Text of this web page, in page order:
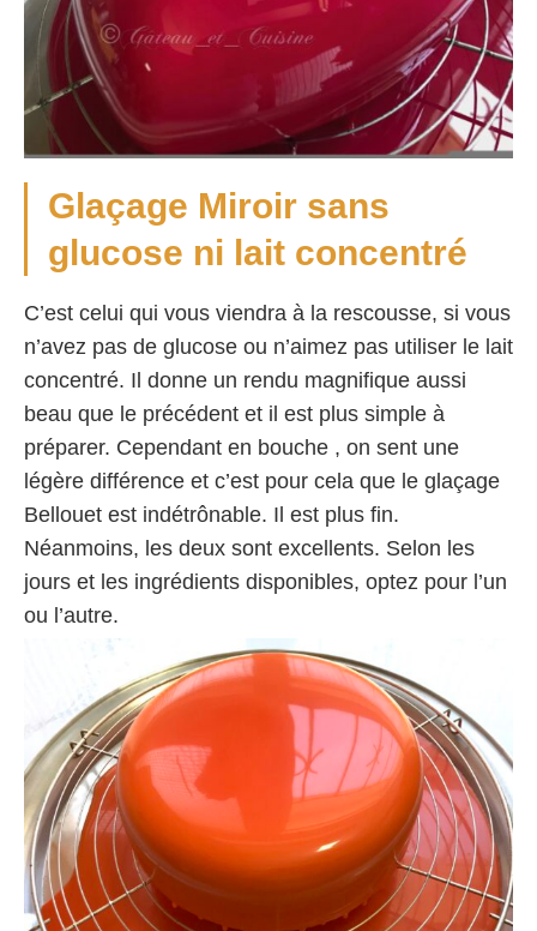
Glaçage Miroir sans
glucose ni lait concentré
C’est celui qui vous viendra à la rescousse, si vous
n’avez pas de glucose ou n’aimez pas utiliser le lait
concentré. Il donne un rendu magnifique aussi
beau que le précédent et il est plus simple à
préparer. Cependant en bouche , on sent une
légère différence et c’est pour cela que le glaçage
Bellouet est indétrônable. Il est plus fin.
Néanmoins, les deux sont excellents. Selon les
jours et les ingrédients disponibles, optez pour l’un
ou l’autre.